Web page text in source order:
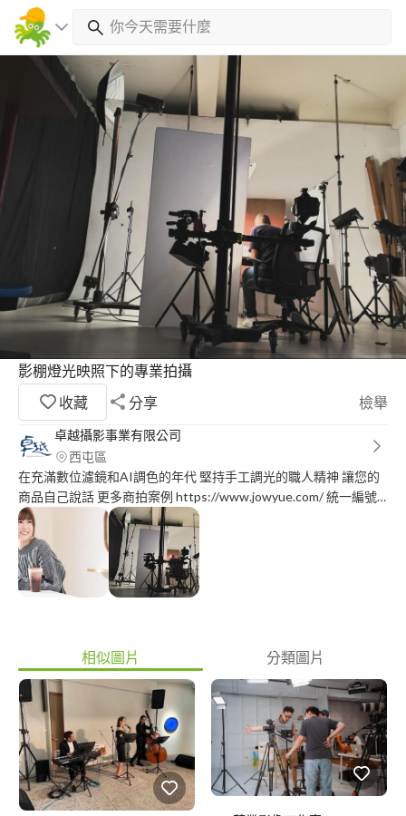
影棚燈光映照下的專業拍攝
收藏
分享 檢舉
卓越攝影事業有限公司
西屯區
在充滿數位濾鏡和AI調色的年代 堅持手工調光的職人精神 讓您的
商品自己說話 更多商拍案例 https://www.jowyue.com/ 統一編號
27832077 商品專業攝影／空間攝影／食物美學攝影／形象氣氛設
計拍攝
相似圖片 分類圖片